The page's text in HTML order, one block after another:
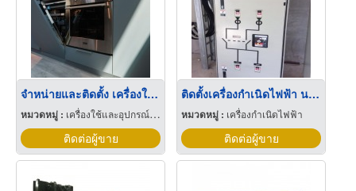
จำหน่ายและติดตั้ง เครื่องใช้ไฟฟ้าในครัว
หมวดหมู่ : เครื่องใช้และอุปกรณ์ในการประกอบอาหารครัว
ติดต่อผู้ขาย
ติดตั้งเครื่องกำเนิดไฟฟ้า นครปฐม
หมวดหมู่ : เครื่องกำเนิดไฟฟ้า
ติดต่อผู้ขาย